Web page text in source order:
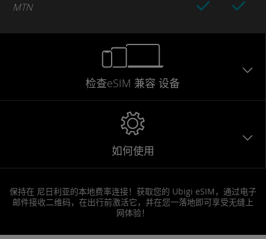
MTN
检查eSIM 兼容 设备
如何使用
保持在 尼日利亚的本地费率连接！获取您的 Ubigi eSIM，通过电子
邮件接收二维码，在出行前激活它，并在您一落地即可享受无缝上
网体验！